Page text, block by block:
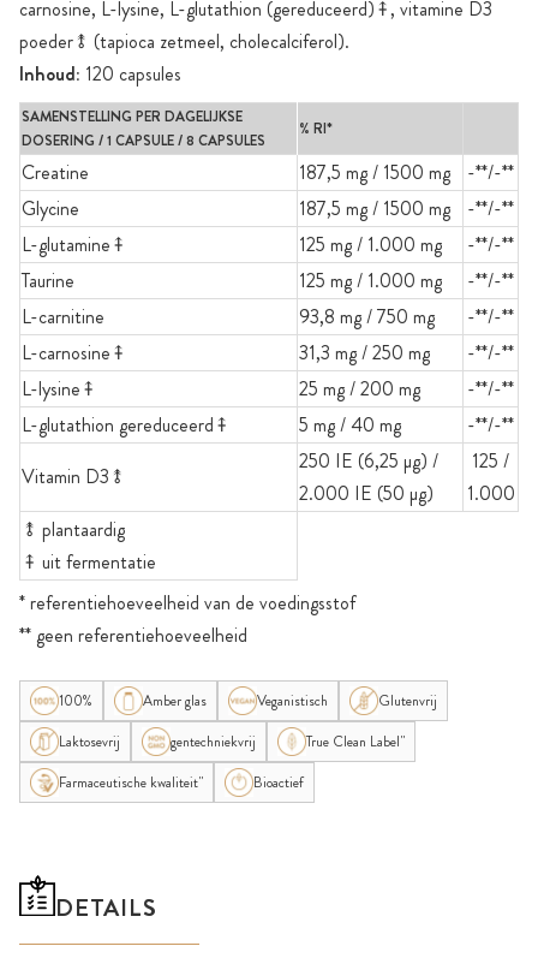
carnosine, L-lysine, L-glutathion (gereduceerd)⤉, vitamine D3
poeder⥉ (tapioca zetmeel, cholecalciferol).
Inhoud: 120 capsules
SAMENSTELLING PER DAGELIJKSE
DOSERING / 1 CAPSULE / 8 CAPSULES
% RI*
Creatine 187,5 mg / 1500 mg
-**/-**
Glycine
187,5 mg / 1500 mg
-**/-**
L-glutamine⤉
125 mg / 1.000 mg
-**/-**
Taurine
125 mg / 1.000 mg
-**/-**
L-carnitine
93,8 mg / 750 mg
-**/-**
L-carnosine⤉
31,3 mg / 250 mg
-**/-**
L-lysine⤉
25 mg / 200 mg
-**/-**
L-glutathion gereduceerd⤉
5 mg / 40 mg
-**/-**
Vitamin D3⥉
250 IE (6,25 µg) /
2.000 IE (50 µg)
125 /
1.000
⥉ plantaardig
⤉ uit fermentatie
* referentiehoeveelheid van de voedingsstof
** geen referentiehoeveelheid
100% Amber glas Veganistisch
Glutenvrij
Laktosevrij
gentechniekvrij
True Clean Label"
Farmaceutische kwaliteit"
Bioactief
DETAILS